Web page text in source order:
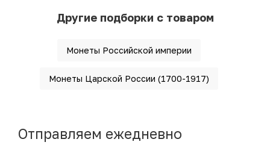
Другие подборки с товаром
Монеты Российской империи
Монеты Царской России (1700-1917)
Отправляем ежедневно